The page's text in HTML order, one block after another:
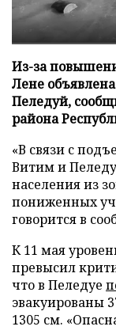
Из-за
Лене
Пеледуй,
района
«В связи с
Витим и
населения из
пониженных
говорится в
К 11 мая
превысил
что в Пеледуе
эвакуированы
1305 см.